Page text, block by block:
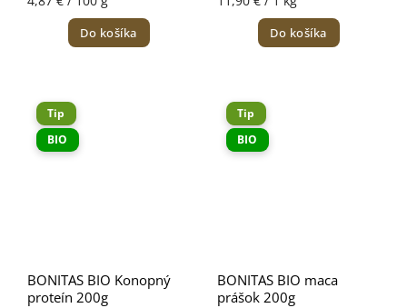
Do košíka Do košíka
Tip
BIO
BONITAS BIO Konopný
proteín 200g
Tip
BIO
BONITAS BIO maca
prášok 200g